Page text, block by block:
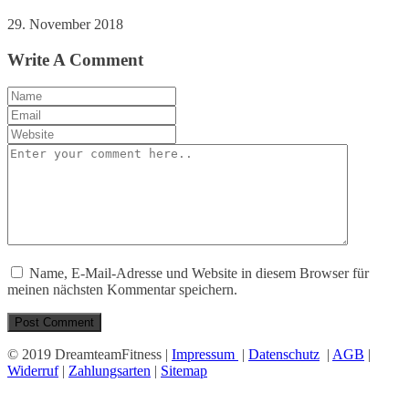
29. November 2018
Write A Comment
Name, E-Mail-Adresse und Website in diesem Browser für
meinen nächsten Kommentar speichern.
© 2019 DreamteamFitness | Impressum | Datenschutz | AGB |
Widerruf| Zahlungsarten | Sitemap